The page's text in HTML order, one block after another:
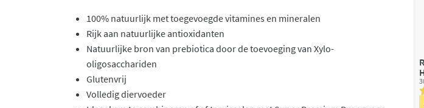
100% natuurlijk met toegevoegde vitamines en mineralen
Rijk aan natuurlijke antioxidanten
Natuurlijke bron van prebiotica door de toevoeging van Xylo-
oligosacchariden
Glutenvrij
Volledig diervoeder